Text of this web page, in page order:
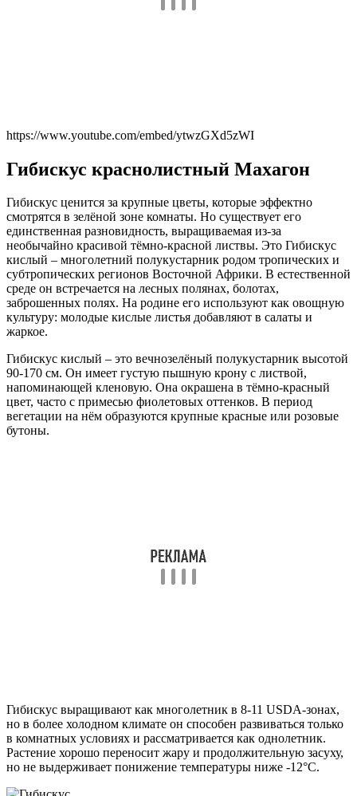
https://www.youtube.com/embed/ytwzGXd5zWI
Гибискус краснолистный Махагон
Гибискус ценится за крупные цветы, которые эффектно
смотрятся в зелёной зоне комнаты. Но существует его
единственная разновидность, выращиваемая из-за
необычайно красивой тёмно-красной листвы. Это Гибискус
кислый – многолетний полукустарник родом тропических и
субтропических регионов Восточной Африки. В естественной
среде он встречается на лесных полянах, болотах,
заброшенных полях. На родине его используют как овощную
культуру: молодые кислые листья добавляют в салаты и
жаркое.
Гибискус кислый – это вечнозелёный полукустарник высотой
90-170 см. Он имеет густую пышную крону с листвой,
напоминающей кленовую. Она окрашена в тёмно-красный
цвет, часто с примесью фиолетовых оттенков. В период
вегетации на нём образуются крупные красные или розовые
бутоны.
Гибискус выращивают как многолетник в 8-11 USDA-зонах,
но в более холодном климате он способен развиваться только
в комнатных условиях и рассматривается как однолетник.
Растение хорошо переносит жару и продолжительную засуху,
но не выдерживает понижение температуры ниже -12°C.